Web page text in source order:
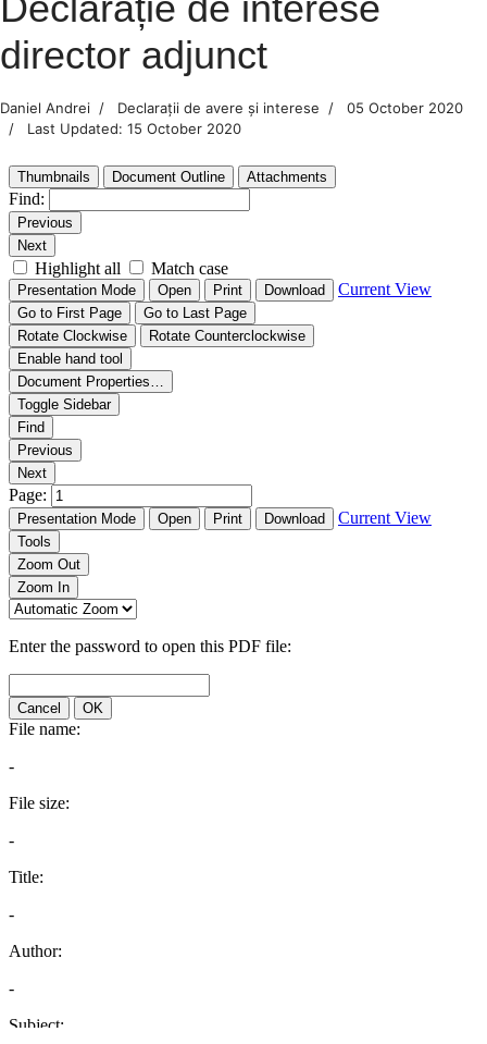
director adjunct
Daniel Andrei Declarații de avere și interese
05 October 2020
Last Updated: 15 October 2020